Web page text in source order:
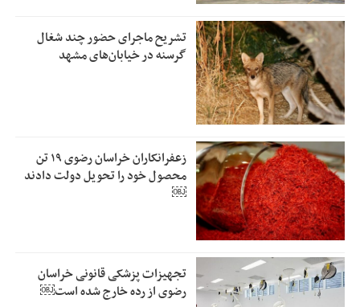
تشریح ماجرای حضور چند شغال
گرسنه در خیابان‌های مشهد
زعفرانکاران خراسان رضوی ۱۹ تن
محصول خود را تحویل دولت دادند
￼
تجهیزات پزشکی قانونی خراسان
رضوی از رده خارج شده است￼